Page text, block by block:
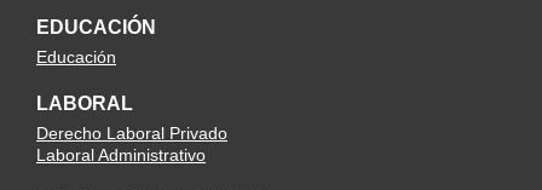
EDUCACIÓN
Educación
LABORAL
Derecho Laboral Privado
Laboral Administrativo